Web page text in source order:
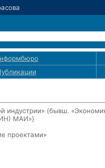
индустрии» (бывш.
МАИ»}
проектами»